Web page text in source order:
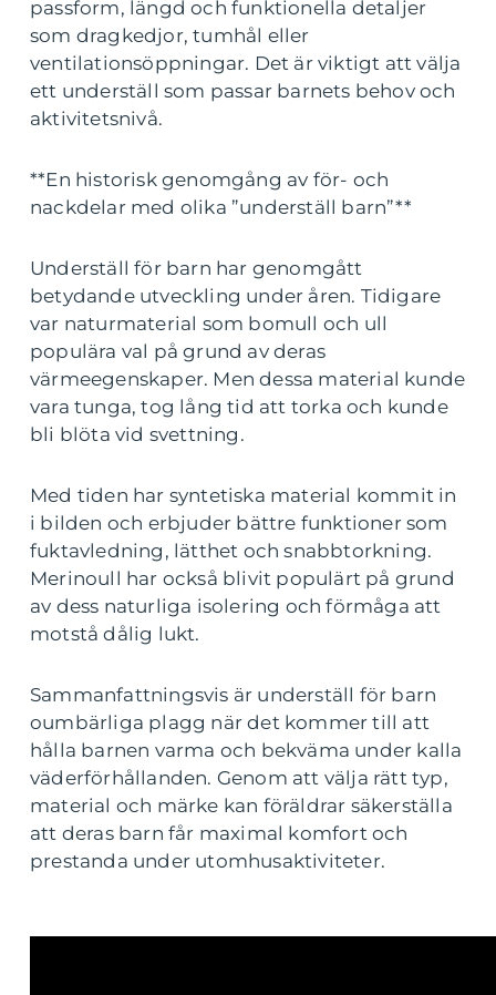
passform, längd och funktionella detaljer
som dragkedjor, tumhål eller
ventilationsöppningar. Det är viktigt att välja
ett underställ som passar barnets behov och
aktivitetsnivå.
**En historisk genomgång av för- och
nackdelar med olika ”underställ barn”**
Underställ för barn har genomgått
betydande utveckling under åren. Tidigare
var naturmaterial som bomull och ull
populära val på grund av deras
värmeegenskaper. Men dessa material kunde
vara tunga, tog lång tid att torka och kunde
bli blöta vid svettning.
Med tiden har syntetiska material kommit in
i bilden och erbjuder bättre funktioner som
fuktavledning, lätthet och snabbtorkning.
Merinoull har också blivit populärt på grund
av dess naturliga isolering och förmåga att
motstå dålig lukt.
Sammanfattningsvis är underställ för barn
oumbärliga plagg när det kommer till att
hålla barnen varma och bekväma under kalla
väderförhållanden. Genom att välja rätt typ,
material och märke kan föräldrar säkerställa
att deras barn får maximal komfort och
prestanda under utomhusaktiviteter.